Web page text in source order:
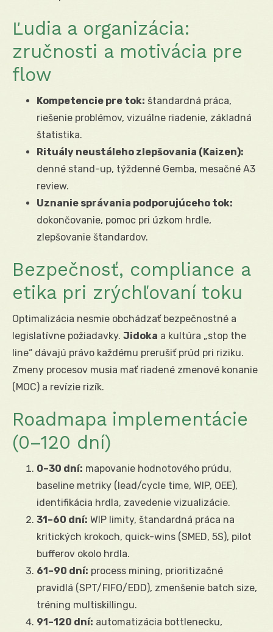
Ľudia a organizácia:
zručnosti a motivácia pre
flow
Kompetencie pre tok: štandardná práca,
riešenie problémov, vizuálne riadenie, základná
štatistika.
Rituály neustáleho zlepšovania (Kaizen):
denné stand-up, týždenné Gemba, mesačné A3
review.
Uznanie správania podporujúceho tok:
dokončovanie, pomoc pri úzkom hrdle,
zlepšovanie štandardov.
Bezpečnosť, compliance a
etika pri zrýchľovaní toku
Optimalizácia nesmie obchádzať bezpečnostné a
legislatívne požiadavky. Jidoka a kultúra „stop the
line“ dávajú právo každému prerušiť prúd pri riziku.
Zmeny procesov musia mať riadené zmenové konanie
(MOC) a revízie rizík.
Roadmapa implementácie
(0–120 dní)
0–30 dní: mapovanie hodnotového prúdu,
baseline metriky (lead/cycle time, WIP, OEE),
identifikácia hrdla, zavedenie vizualizácie.
31–60 dní: WIP limity, štandardná práca na
kritických krokoch, quick-wins (SMED, 5S), pilot
bufferov okolo hrdla.
61–90 dní: process mining, prioritizačné
pravidlá (SPT/FIFO/EDD), zmenšenie batch size,
tréning multiskillingu.
91–120 dní: automatizácia bottlenecku,